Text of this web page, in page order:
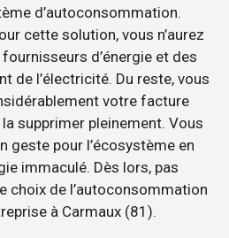
d’autoconsommation.
cette solution, vous n’aurez
d’énergie et des
de l’électricité. Du reste, vous
votre facture
supprimer pleinement. Vous
geste pour l’écosystème en
immaculé. Dès lors, pas
choix de l’autoconsommation
à Carmaux (81).